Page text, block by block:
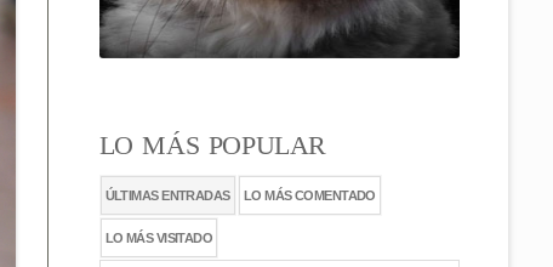
LO MÁS POPULAR
ÚLTIMAS ENTRADAS LO MÁS COMENTADO
LO MÁS VISITADO